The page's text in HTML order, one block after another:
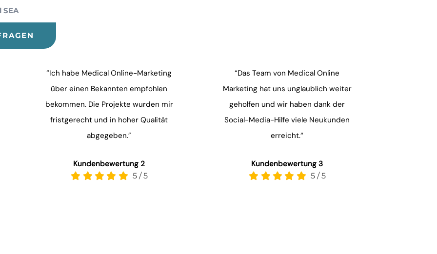
SEA
“Ich habe Medical Online-Marketing
über einen Bekannten empfohlen
bekommen. Die Projekte wurden mir
fristgerecht und in hoher Qualität
abgegeben.”
Kundenbewertung 2
5/5
“Das Team von Medical Online
Marketing hat uns unglaublich weiter
geholfen und wir haben dank der
Social-Media-Hilfe viele Neukunden
erreicht.“
Kundenbewertung 3
5/5